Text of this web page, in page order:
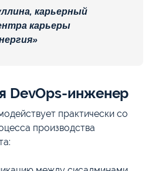
карьерный
карьеры
DevOps-инженер
практически со
производства